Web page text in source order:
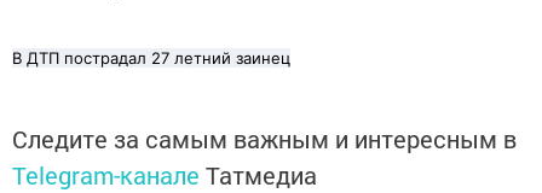
В ДТП пострадал 27 летний заинец
Следите за самым важным и интересным в
Telegram-канале Татмедиа